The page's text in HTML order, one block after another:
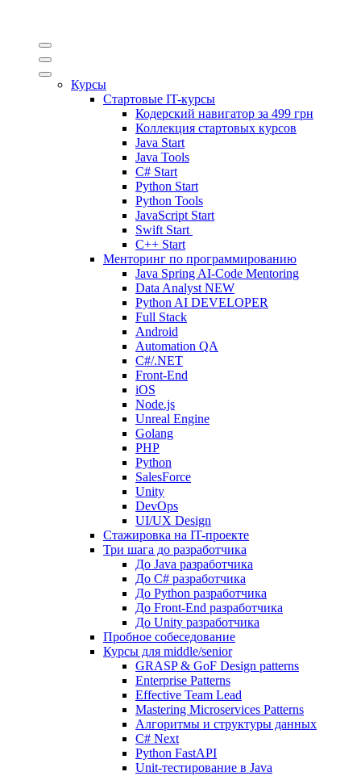
Курсы
Стартовые IT-курсы
Кодерский навигатор за 499 грн
Коллекция стартовых курсов
Java Start
Java Tools
C# Start
Python Start
Python Tools
JavaScript Start
Swift Start
C++ Start
Менторинг по программированию
Java Spring AI-Code Mentoring
Data Analyst NEW
Python AI DEVELOPER
Full Stack
Android
Automation QA
C#/.NET
Front-End
iOS
Node.js
Unreal Engine
Golang
PHP
Python
SalesForce
Unity
DevOps
UI/UX Design
Стажировка на IT-проекте
Три шага до разработчика
До Java разработчика
До C# разработчика
До Python разработчика
До Front-End разработчика
До Unity разработчика
Пробное собеседование
Курсы для middle/senior
GRASP & GoF Design patterns
Enterprise Patterns
Effective Team Lead
Mastering Microservices Patterns
Алгоритмы и структуры данных
C# Next
Python FastAPI
Unit-тестирование в Java